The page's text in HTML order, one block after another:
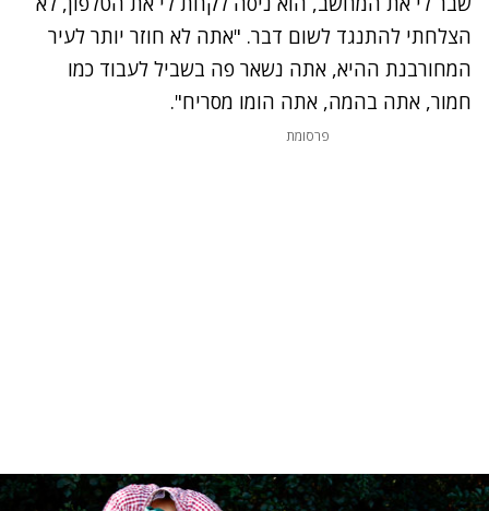
הצלחתי להתנגד לשום דבר. "אתה לא חוזר יותר לעיר
המחורבנת ההיא, אתה נשאר פה בשביל לעבוד כמו
חמור, אתה בהמה, אתה הומו מסריח".
פרסומת